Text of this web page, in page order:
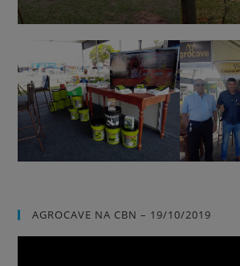
AGROCAVE NA CBN – 19/10/2019